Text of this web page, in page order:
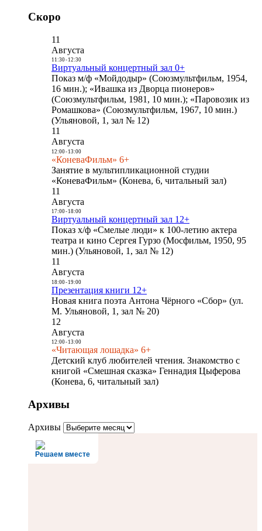
Скоро
11
Августа
11:30- 12:30
Виртуальный концертный зал 0+
Показ м/ф «Мойдодыр» (Союзмультфильм, 1954,
16 мин.); «Ивашка из Дворца пионеров»
(Союзмультфильм, 1981, 10 мин.); «Паровозик из
Ромашкова» (Союзмультфильм, 1967, 10 мин.)
(Ульяновой, 1, зал № 12)
11
Августа
12:00- 13:00
«КоневаФильм» 6+
Занятие в мультипликационной студии
«КоневаФильм» (Конева, 6, читальный зал)
11
Августа
17:00- 18:00
Виртуальный концертный зал 12+
Показ х/ф «Смелые люди» к 100-летию актера
театра и кино Сергея Гурзо (Мосфильм, 1950, 95
мин.) (Ульяновой, 1, зал № 12)
11
Августа
18:00- 19:00
Презентация книги 12+
Новая книга поэта Антона Чёрного «Сбор» (ул.
М. Ульяновой, 1, зал № 20)
12
Августа
12:00- 13:00
«Читающая лошадка» 6+
Детский клуб любителей чтения. Знакомство с
книгой «Смешная сказка» Геннадия Цыферова
(Конева, 6, читальный зал)
Архивы
Архивы
Решаем вместе